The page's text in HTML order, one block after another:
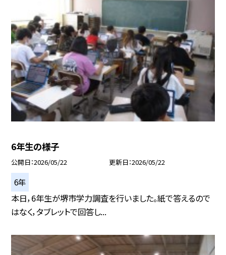
6年生の様子
公開日 2026/05/22 更新日 2026/05/22
6年
本日，6年生が堺市学力調査を行いました。紙で答えるので
はなく，タブレットで回答し...